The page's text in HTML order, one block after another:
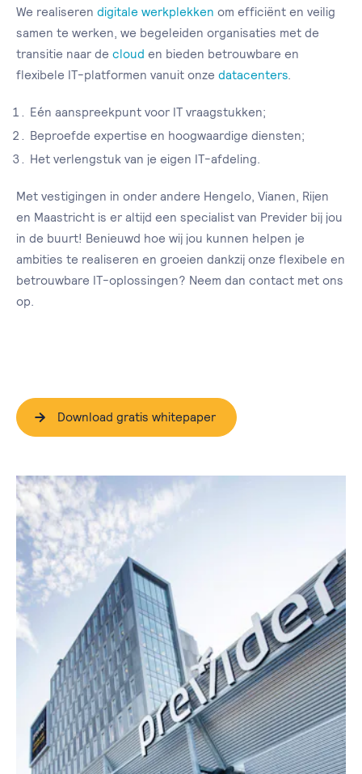
We realiseren digitale werkplekken om efficiënt en veilig
samen te werken, we begeleiden organisaties met de
transitie naar de cloud en bieden betrouwbare en
flexibele IT-platformen vanuit onze datacenters.
Eén aanspreekpunt voor IT vraagstukken;
Beproefde expertise en hoogwaardige diensten;
Het verlengstuk van je eigen IT-afdeling.
Met vestigingen in onder andere Hengelo, Vianen, Rijen
en Maastricht is er altijd een specialist van Previder bij jou
in de buurt! Benieuwd hoe wij jou kunnen helpen je
ambities te realiseren en groeien dankzij onze flexibele en
betrouwbare IT-oplossingen? Neem dan contact met ons
op.
Download gratis whitepaper